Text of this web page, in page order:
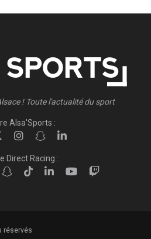
! Toute l'actualité du sport
Alsa'Sports :
Direct Racing :
réservés